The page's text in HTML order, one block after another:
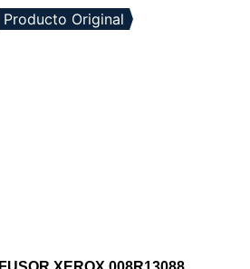
Producto Original